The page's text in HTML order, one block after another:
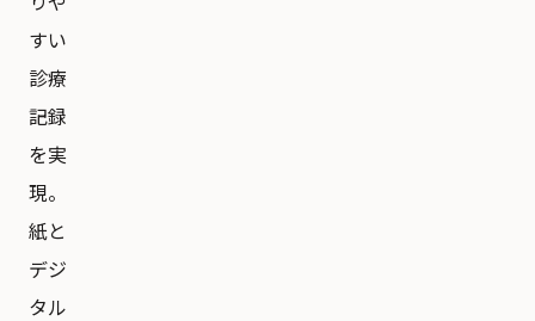
すい
診療
記録
を実
現。
紙と
デジ
タル